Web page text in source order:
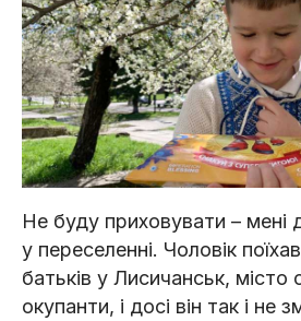
Не буду приховувати – мені
у переселенні. Чоловік
батьків у Лисичанськ, місто
окупанти, і досі він так і не